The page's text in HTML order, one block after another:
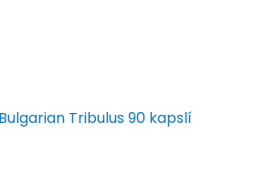
Tribulus 90 kapslí